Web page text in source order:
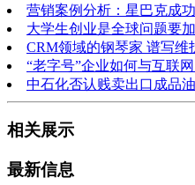
营销案例分析：星巴克成
大学生创业是全球问题要
CRM领域的钢琴家 谱写维
“老字号”企业如何与互联
中石化否认贱卖出口成品
相关展示
最新信息